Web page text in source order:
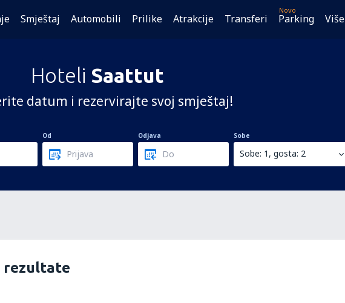
Smještaj Automobili Prilike Atrakcije Transferi
Novo
Parking Više
Hoteli Saattut
datum i rezervirajte svoj smještaj!
Od Odjava Sobe
Sobe: 1, gosta: 2
rezultate